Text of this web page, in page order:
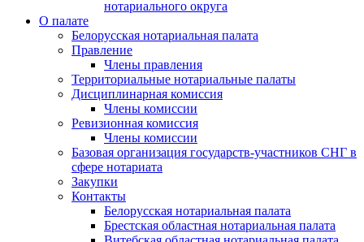
нотариального округа
О палате
Белорусская нотариальная палата
Правление
Члены правления
Территориальные нотариальные палаты
Дисциплинарная комиссия
Члены комиссии
Ревизионная комиссия
Члены комиссии
Базовая организация государств-участников СНГ в
сфере нотариата
Закупки
Контакты
Белорусская нотариальная палата
Брестская областная нотариальная палата